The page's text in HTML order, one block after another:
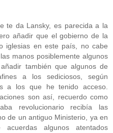
te da Lansky, es parecida a la
añadir que el gobierno de la
iglesias en este país, no cabe
manos posiblemente algunos
también que algunos de
a los sediciosos, según
a los que he tenido acceso.
son así, recuerdo como
revolucionario recibía las
de un antiguo Ministerio, ya en
algunos atentados